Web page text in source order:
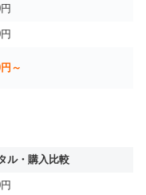
～
ル・購入比較